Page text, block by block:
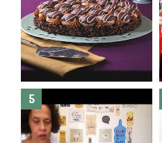
Banheiro novo por menos de
R$300,00 ?? E sem quebra
quebra ??( Editado)